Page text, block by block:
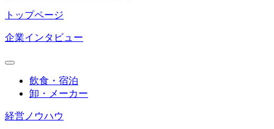
トップページ
企業インタビュー
飲食・宿泊
卸・メーカー
経営ノウハウ